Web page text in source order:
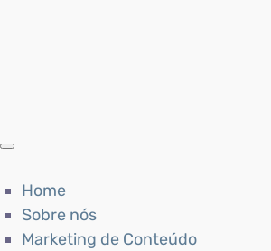
Home
Sobre nós
Marketing de Conteúdo